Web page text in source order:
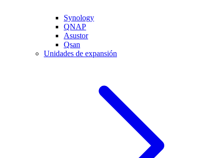
Synology
QNAP
Asustor
Qsan
Unidades de expansión